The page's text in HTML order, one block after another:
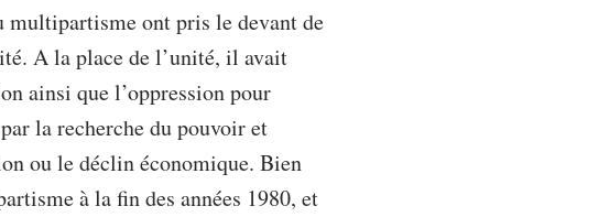
multipartisme ont pris le devant de
A la place de l’unité, il avait
ainsi que l’oppression pour
la recherche du pouvoir et
ou le déclin économique. Bien
à la fin des années 1980, et